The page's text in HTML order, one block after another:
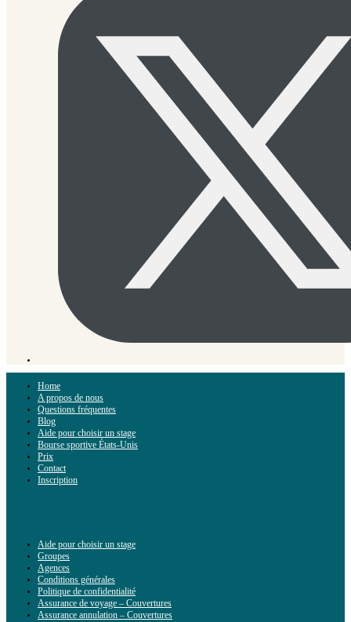
Home
A propos de nous
Questions fréquentes
Blog
Aide pour choisir un stage
Bourse sportive États-Unis
Prix
Contact
Inscription
Aide pour choisir un stage
Groupes
Agences
Conditions générales
Politique de confidentialité
Assurance de voyage – Couvertures
Assurance annulation – Couvertures